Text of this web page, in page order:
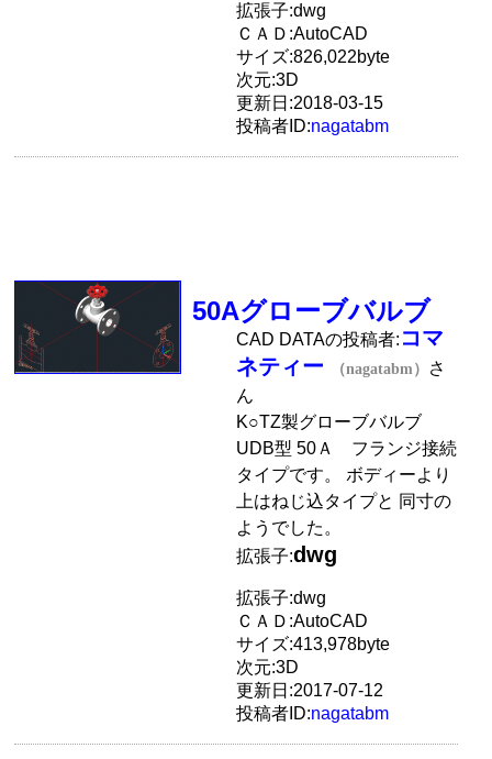
拡張子:dwg
ＣＡＤ:AutoCAD
サイズ:826,022byte
次元:3D
更新日:2018-03-15
投稿者ID:nagatabm
50Aグローブバルブ
CAD DATAの投稿者: コマ
ネティー
（nagatabm）
さ
ん
K○TZ製グローブバルブ
UDB型 50Ａ フランジ接続
タイプです。 ボディーより
上はねじ込タイプと 同寸の
ようでした。
拡張子:dwg
拡張子:dwg
ＣＡＤ:AutoCAD
サイズ:413,978byte
次元:3D
更新日:2017-07-12
投稿者ID:nagatabm